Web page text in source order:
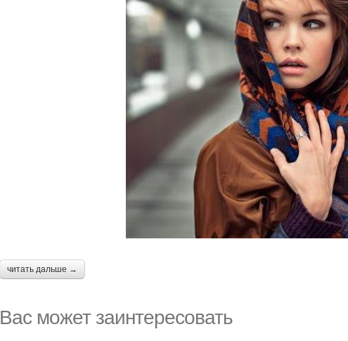
читать дальше →
Вас может заинтересовать